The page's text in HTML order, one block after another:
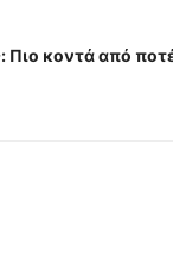
κοντά από